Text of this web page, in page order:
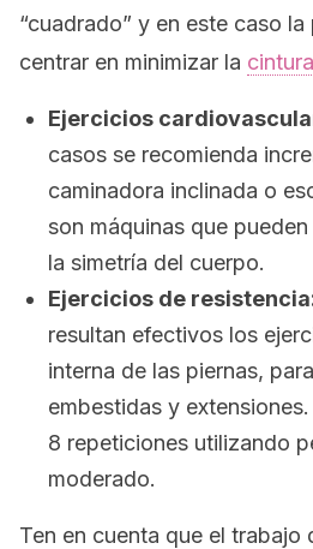
“cuadrado” y en este caso
centrar en minimizar la cintura
Ejercicios
casos se recomienda
caminadora inclinada o
son máquinas que
la simetría del cuerpo.
Ejercicios de
resultan efectivos los
interna de las piernas,
embestidas y
8 repeticiones utilizando
moderado.
Ten en cuenta que el trabajo